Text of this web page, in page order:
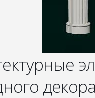
декора